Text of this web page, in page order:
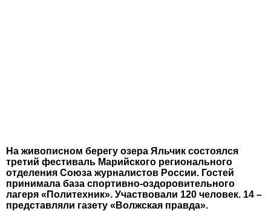
На живописном берегу озера Яльчик состоялся
третий фестиваль Марийского регионального
отделения Союза журналистов России. Гостей
принимала база спортивно-оздоровительного
лагеря «Политехник». Участвовали 120 человек. 14 –
представляли газету «Волжская правда».